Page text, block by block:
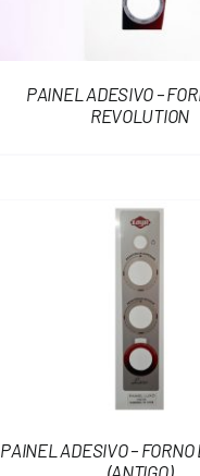
PAINEL ADESIVO –
REVOLUTION
PAINEL ADESIVO – FORNO